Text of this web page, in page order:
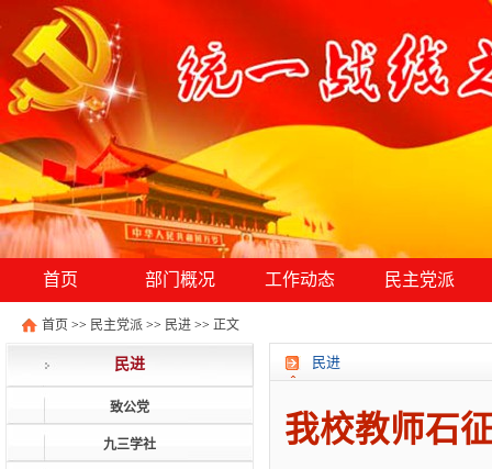
首页 部门概况 工作动态 民主党派
首页 >> 民主党派 >> 民进 >> 正文
民进
致公党
九三学社
民进
我校教师石